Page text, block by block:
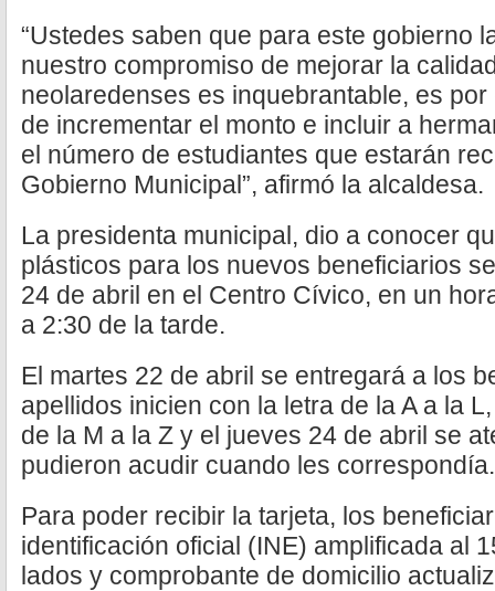
“Ustedes saben que para este gobierno
nuestro compromiso de mejorar la
neolaredenses es inquebrantable, es
de incrementar el monto e incluir a
el número de estudiantes que estarán
Gobierno Municipal”, afirmó la alcaldesa.
La presidenta municipal, dio a conocer
plásticos para los nuevos beneficiarios
24 de abril en el Centro Cívico, en un
a 2:30 de la tarde.
El martes 22 de abril se entregará a los
apellidos inicien con la letra de la A a la
de la M a la Z y el jueves 24 de abril se
pudieron acudir cuando les correspondía.
Para poder recibir la tarjeta, los
identificación oficial (INE) amplificada al
lados y comprobante de domicilio